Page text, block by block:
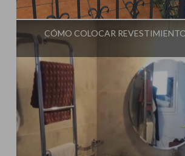
Influencer:Steffido
CÓMO COLOCAR